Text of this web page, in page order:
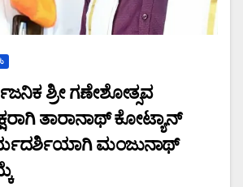
ಶ್ರೀ ಗಣೇಶೋತ್ಸವ
ತಾರಾನಾಥ್ ಕೋಟ್ಯಾನ್
ಮಂಜುನಾಥ್